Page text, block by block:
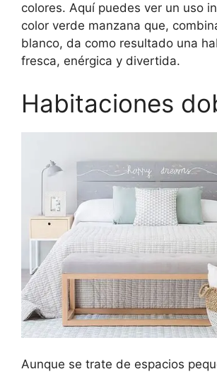
colores. Aquí puedes ver un uso
color verde manzana que,
blanco, da como resultado una
fresca, enérgica y divertida.
Habitaciones
Aunque se trate de espacios